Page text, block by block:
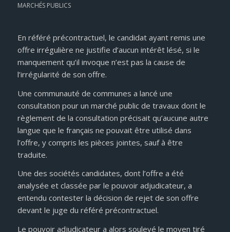
MARCHÉS PUBLICS
En référé précontractuel, le candidat ayant remis une
offre irrégulière ne justifie d’aucun intérêt lésé, si le
manquement qu’il invoque n’est pas la cause de
l’irrégularité de son offre.
Une communauté de communes a lancé une
consultation pour un marché public de travaux dont le
règlement de la consultation précisait qu’aucune autre
langue que le français ne pouvait être utilisé dans
l’offre, y compris les pièces jointes, sauf à être
traduite.
Une des sociétés candidates, dont l’offre a été
analysée et classée par le pouvoir adjudicateur, a
entendu contester la décision de rejet de son offre
devant le juge du référé précontractuel.
Le pouvoir adjudicateur a alors soulevé le moyen tiré